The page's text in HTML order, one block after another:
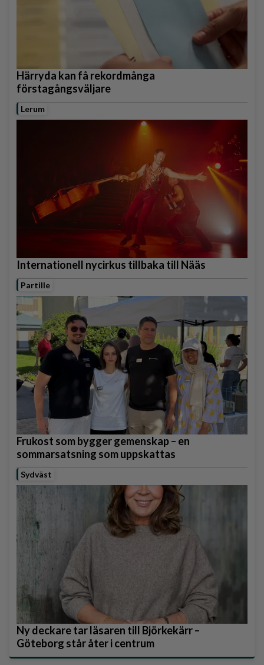
Härryda kan få rekordmånga
förstagångsväljare
Lerum
Internationell nycirkus tillbaka till Nääs
Partille
Frukost som bygger gemenskap – en
sommarsatsning som uppskattas
Sydväst
Ny deckare tar läsaren till Björkekärr –
Göteborg står åter i centrum